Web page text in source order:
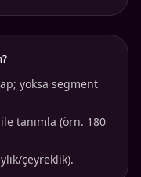
yoksa segment
tanımla (örn. 180
çeyreklik).